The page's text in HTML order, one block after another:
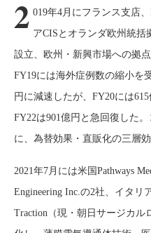
2 019年4月にフランス支店
アCISとオランダ欧州統
設立、欧州・新興市場への拠
FY19には海外症例数の縮小を
円に減速したが、FY20には
FY22は901億円と急回復した
に、為替効果・直販化の三層
2021年7月には米国Pathways
Engineering Inc.の2社、イタ
Traction（現・朝日サージカル